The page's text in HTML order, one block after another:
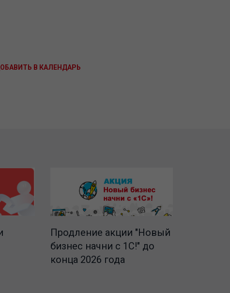
В КАЛЕНДАРЬ
Продление акции "Новый
бизнес начни с 1С!" до
конца 2026 года